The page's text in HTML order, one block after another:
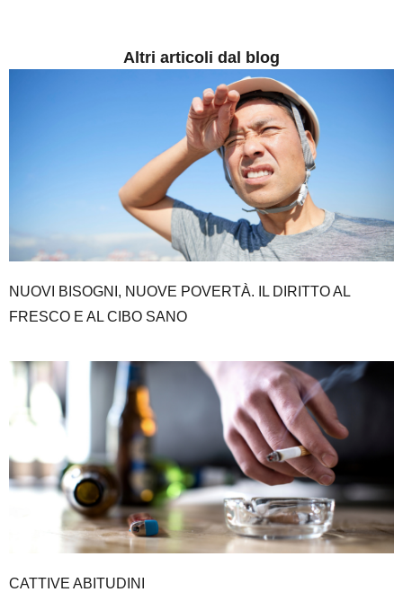
Altri articoli dal blog
NUOVI BISOGNI, NUOVE POVERTÀ. IL DIRITTO AL
FRESCO E AL CIBO SANO
CATTIVE ABITUDINI